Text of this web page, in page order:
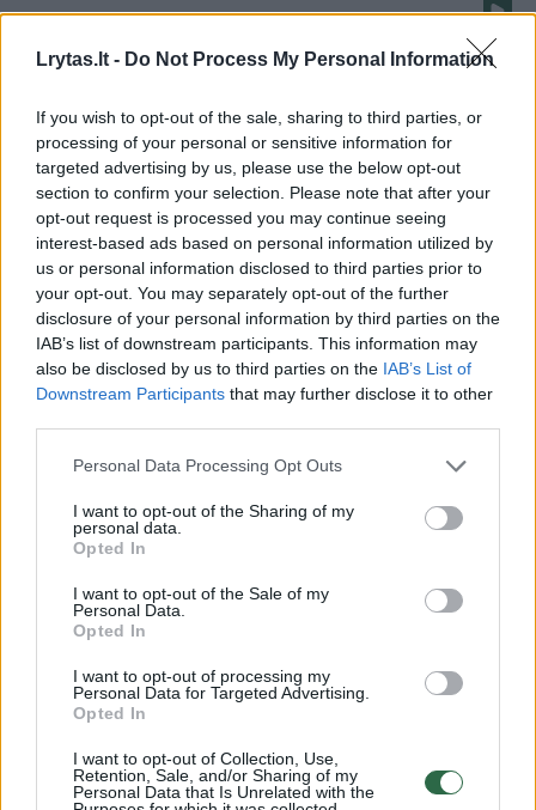
Lrytas.lt - Do Not Process My Personal Information
If you wish to opt-out of the sale, sharing to third parties, or
processing of your personal or sensitive information for
targeted advertising by us, please use the below opt-out
section to confirm your selection. Please note that after your
opt-out request is processed you may continue seeing
interest-based ads based on personal information utilized by
us or personal information disclosed to third parties prior to
your opt-out. You may separately opt-out of the further
disclosure of your personal information by third parties on the
IAB’s list of downstream participants. This information may
also be disclosed by us to third parties on the IAB’s List of
Downstream Participants that may further disclose it to other
Personal Data Processing Opt Outs
I want to opt-out of the Sharing of my
personal data.
Opted In
I want to opt-out of the Sale of my
Personal Data.
Opted In
I want to opt-out of processing my
Personal Data for Targeted Advertising.
Opted In
I want to opt-out of Collection, Use,
Retention, Sale, and/or Sharing of my
Personal Data that Is Unrelated with the
Rūta Meilutytė Romoje iškovojo auksą, G. Titenis –
sidabrą
Italijoje – auksinės G. Titenio ir R. Meilutytės pergalės
Sportas
D. Gudzinevičiūtė: „R. Meilutytės pranašumas – švarus
sportas“
Laidos | Lietuva tiesiogiai
finalą
Žinios | Sportas
R. Meilutytės grybšniai į auksą - geriausiu sezono laiku
Žinios | Sportas
R. Meilutytė Londone nepaliko vilčių varžovėms ir
Žinios | Sportas